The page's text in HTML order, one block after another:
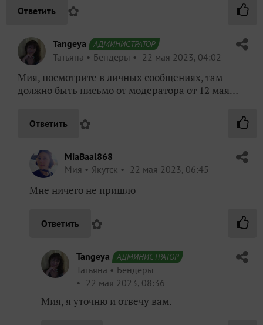
Ответить ✿
Tangeya АДМИНИСТРАТОР
Татьяна Бендеры 22 мая 2023, 04:02
Мия, посмотрите в личных сообщениях, там
должно быть письмо от модератора от 12 мая…
Ответить ✿
MiaBaal868
Мия
Якутск 22 мая 2023, 06:45
Мне ничего не пришло
Ответить ✿
Tangeya АДМИНИСТРАТОР
Татьяна
Бендеры
22 мая 2023, 08:36
Мия, я уточню и отвечу вам.